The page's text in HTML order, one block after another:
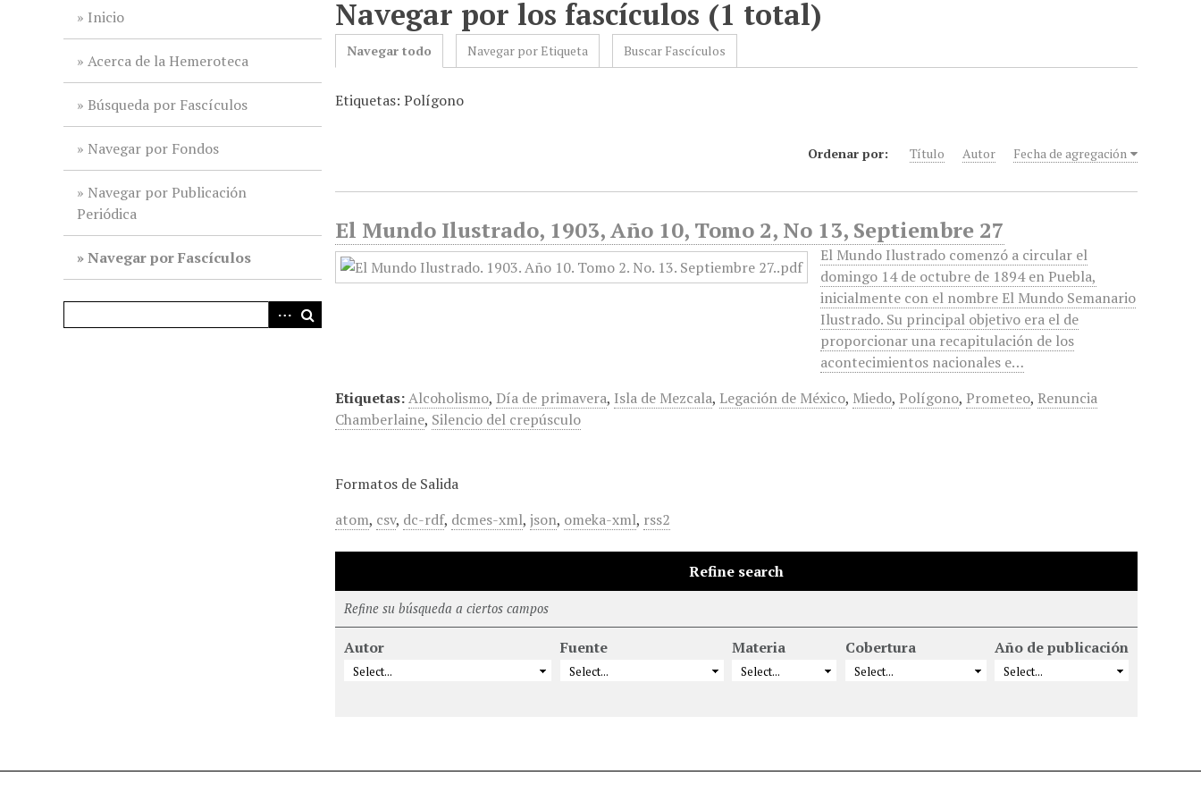
Inicio
Acerca de la Hemeroteca
Búsqueda por Fascículos
Navegar por Fondos
Navegar por Publicación
Periódica
Navegar por Fascículos
Navegar por los fascículos (1 total)
Navegar todo Navegar por Etiqueta Buscar Fascículos
Etiquetas: Polígono
Ordenar por: Título Autor Fecha de agregación
El Mundo Ilustrado, 1903, Año 10, Tomo 2, No 13, Septiembre 27
El Mundo Ilustrado comenzó a circular el
domingo 14 de octubre de 1894 en Puebla,
inicialmente con el nombre El Mundo Semanario
Ilustrado. Su principal objetivo era el de
proporcionar una recapitulación de los
acontecimientos nacionales e…
Etiquetas:Alcoholismo, Día de primavera, Isla de Mezcala, Legación de México, Miedo, Polígono, Prometeo, Renuncia
Chamberlaine, Silencio del crepúsculo
Formatos de Salida
atom, csv, dc-rdf, dcmes-xml,json, omeka-xml, rss2
Refine search
Refine su búsqueda a ciertos campos
Autor Fuente Materia Cobertura Año de publicación